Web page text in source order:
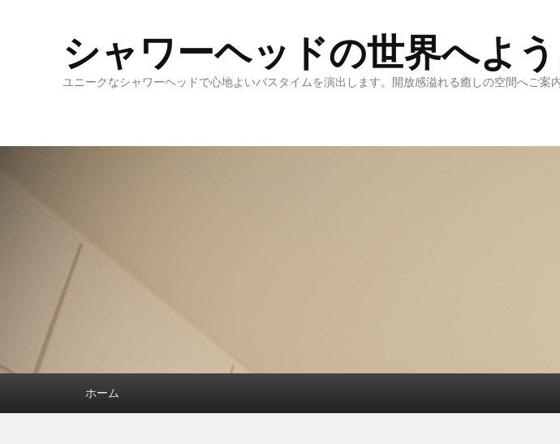
シャワーヘッドの世界へよ
ユニークなシャワーヘッドで心地よいバスタイムを演出します。開放感溢れる癒しの空間へご案内
ホーム